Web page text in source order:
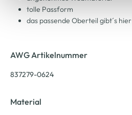
tolle Passform
das passende Oberteil gibt´s hier
AWG Artikelnummer
837279-0624
Material